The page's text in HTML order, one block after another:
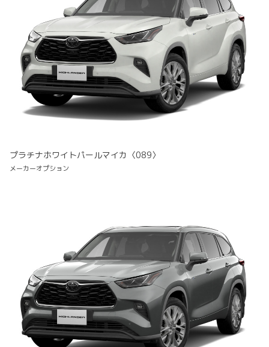
プラチナホワイトパールマイカ〈089〉
メーカーオプション